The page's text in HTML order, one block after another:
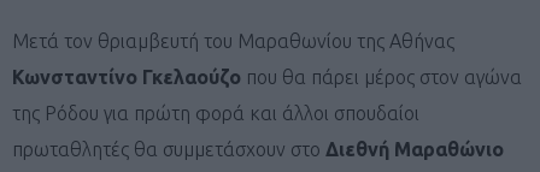
Μετά τον θριαμβευτή του Μαραθωνίου της Αθήνας
Κωνσταντίνο Γκελαούζο που θα πάρει μέρος στον αγώνα
της Ρόδου για πρώτη φορά και άλλοι σπουδαίοι
πρωταθλητές θα συμμετάσχουν στο Διεθνή Μαραθώνιο